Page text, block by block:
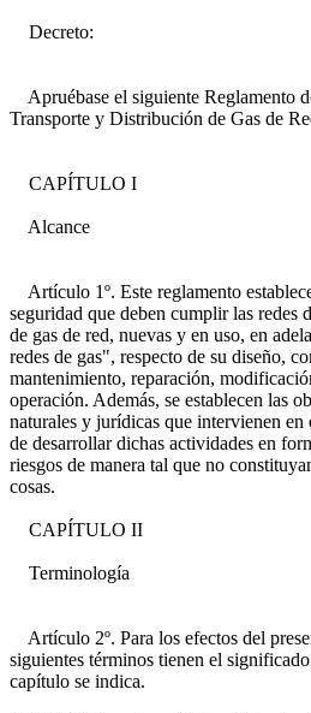
Decreto:
Apruébase el siguiente Reglamento
Transporte y Distribución de Gas de
CAPÍTULO I
Alcance
Artículo 1º. Este reglamento
seguridad que deben cumplir las redes
de gas de red, nuevas y en uso, en
redes de gas", respecto de su diseño,
mantenimiento, reparación,
operación. Además, se establecen las
naturales y jurídicas que intervienen en
de desarrollar dichas actividades en
riesgos de manera tal que no
cosas.
CAPÍTULO II
Terminología
Artículo 2º. Para los efectos del
siguientes términos tienen el
capítulo se indica.